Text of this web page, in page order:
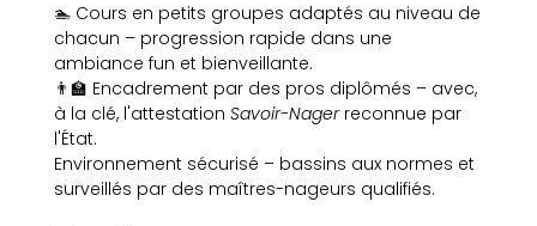
🏊 Cours en petits groupes adaptés au niveau de
chacun – progression rapide dans une
ambiance fun et bienveillante.
👨‍🏫 Encadrement par des pros diplômés – avec,
à la clé, l'attestation Savoir-Nagerreconnue par
l'État.
Environnement sécurisé – bassins aux normes et
surveillés par des maîtres-nageurs qualifiés.